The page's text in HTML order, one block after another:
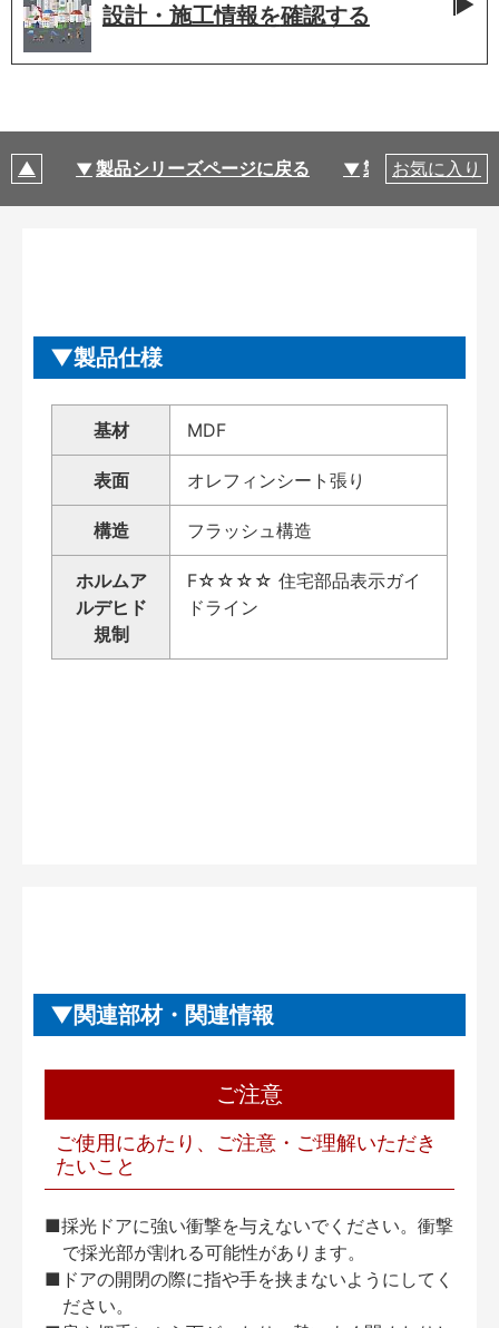
設計・施工情報を確認する
製品シリーズページに戻る 製品仕様
お気に入り
製品仕様
基材 MDF
表面 オレフィンシート張り
構造 フラッシュ構造
ホルムア
ルデヒド
規制
F☆☆☆☆ 住宅部品表示ガイ
ドライン
関連部材・関連情報
ご注意
ご使用にあたり、ご注意・ご理解いただき
たいこと
■採光ドアに強い衝撃を与えないでください。衝撃
で採光部が割れる可能性があります。
■ドアの開閉の際に指や手を挟まないようにしてく
ださい。